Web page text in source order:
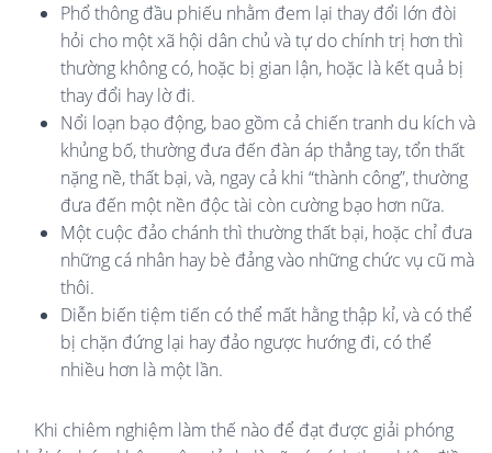
Phổ thông đầu phiếu nhằm đem lại thay đổi lớn đòi
hỏi cho một xã hội dân chủ và tự do chính trị hơn thì
thường không có, hoặc bị gian lận, hoặc là kết quả bị
thay đổi hay lờ đi.
Nổi loạn bạo động, bao gồm cả chiến tranh du kích và
khủng bố, thường đưa đến đàn áp thẳng tay, tổn thất
nặng nề, thất bại, và, ngay cả khi “thành công”, thường
đưa đến một nền độc tài còn cường bạo hơn nữa.
Một cuộc đảo chánh thì thường thất bại, hoặc chỉ đưa
những cá nhân hay bè đảng vào những chức vụ cũ mà
thôi.
Diễn biến tiệm tiến có thể mất hằng thập kỉ, và có thể
bị chặn đứng lại hay đảo ngược hướng đi, có thể
nhiều hơn là một lần.
Khi chiêm nghiệm làm thế nào để đạt được giải phóng